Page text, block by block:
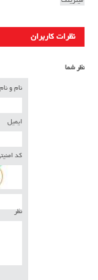
نظرات کاربران
نظر شما
نام و
ایمیل
کد
نظر